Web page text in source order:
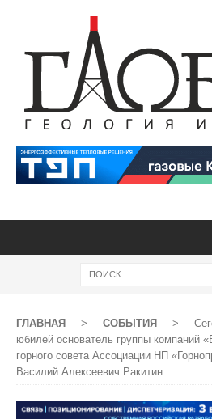
ГЛАВНАЯ > СОБЫТИЯ >
юбилей основатель группы компаний
горного совета Ассоциации НП
Василий Алексеевич Ракитин